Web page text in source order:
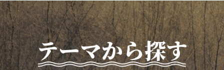
テーマから探す